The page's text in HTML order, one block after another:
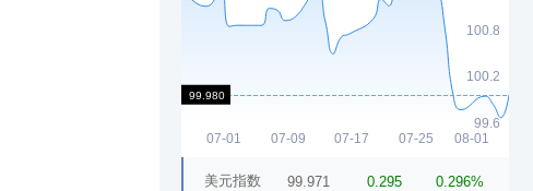
美元指数 99.971 0.295 0.296%